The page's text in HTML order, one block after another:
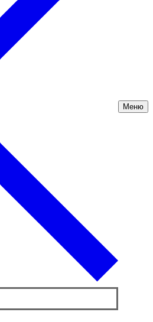
Меню